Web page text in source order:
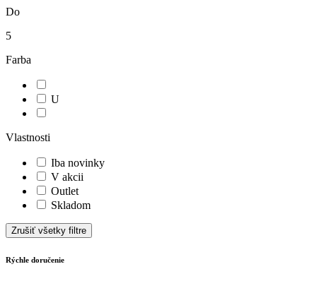
Do
5
Farba
U
Vlastnosti
Iba novinky
V akcii
Outlet
Skladom
Zrušiť všetky filtre
Rýchle doručenie